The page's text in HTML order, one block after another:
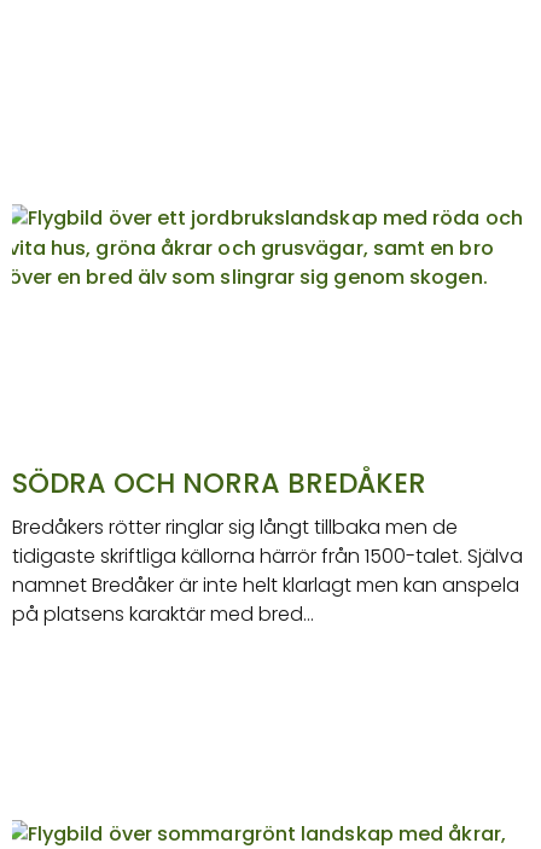
SÖDRA OCH NORRA BREDÅKER
Bredåkers rötter ringlar sig långt tillbaka men de
tidigaste skriftliga källorna härrör från 1500-talet. Själva
namnet Bredåker är inte helt klarlagt men kan anspela
på platsens karaktär med bred…